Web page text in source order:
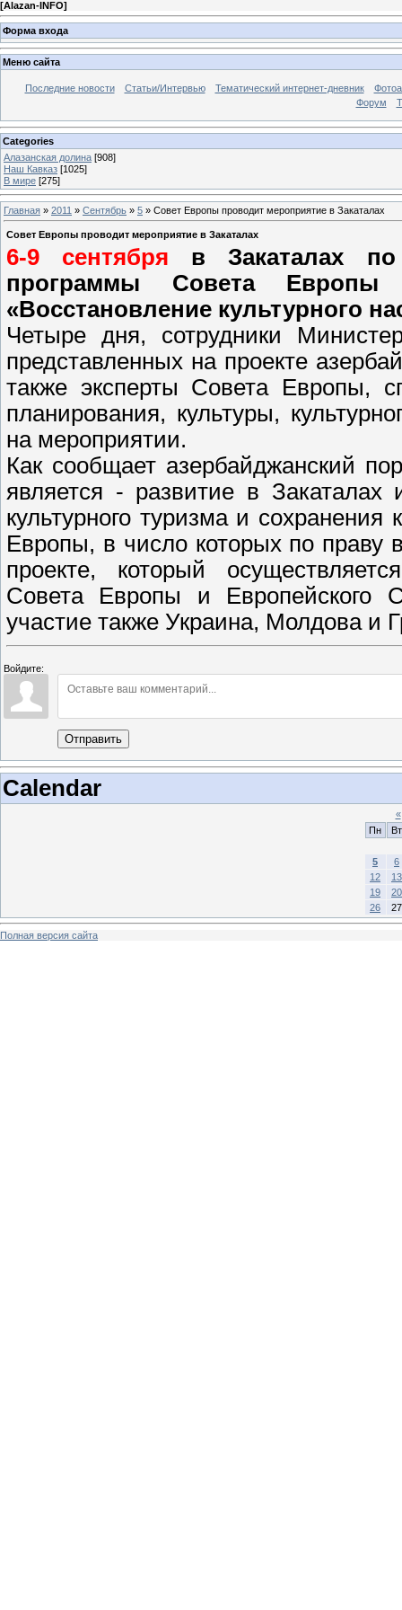
[Alazan-INFO]
Форма входа
Меню сайта
Последние новости Статьи/Интервью Тематический интернет-дневник
Форум
Categories
Алазанская долина [908]
Наш Кавказ [1025]
В мире [275]
Главная » 2011 » Сентябрь » 5 » Совет Европы проводит мероприятие в Закаталах
Совет Европы проводит мероприятие в Закаталах
6-9 сентября в Закаталах по
программы Совета Европы
«Восстановление культурного
Четыре дня, сотрудники
представленных на проекте
также эксперты Совета Европы,
планирования, культуры,
на мероприятии.
Как сообщает азербайджанский
является - развитие в Закаталах
культурного туризма и сохранения
Европы, в число которых по праву
проекте, который
Совета Европы и Европейского
участие также Украина, Молдова и
Войдите:
Отправить
Calendar
«
Пн
Вт
5
6
12
13
19
20
26
27
Полная версия сайта